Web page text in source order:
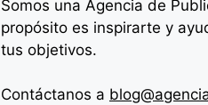
Somos una Agencia de
propósito es inspirarte y
tus objetivos.
Contáctanos a